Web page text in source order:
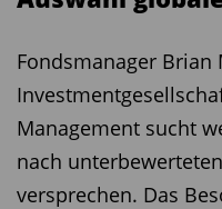
Spieleunternehmen
Herr Ludvigsen, wir
Diesen Beitrag
Fondsmanager Brian
Management sucht
nach
versprechen. Das